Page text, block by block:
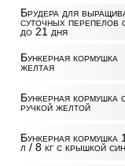
Брудера для
суточных перепелов
до 21 дня
Бункерная кормушка
желтая
Бункерная кормушка
ручкой желтой
Бункерная кормушка
л / 8 кг с крышкой син